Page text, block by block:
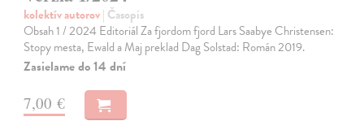
kolektív autorov| Časopis
Obsah 1 / 2024 Editoriál Za fjordom fjord Lars Saabye Christensen:
Stopy mesta, Ewald a Maj preklad Dag Solstad: Román 2019.
Zasielame do 14 dní
7,00 €